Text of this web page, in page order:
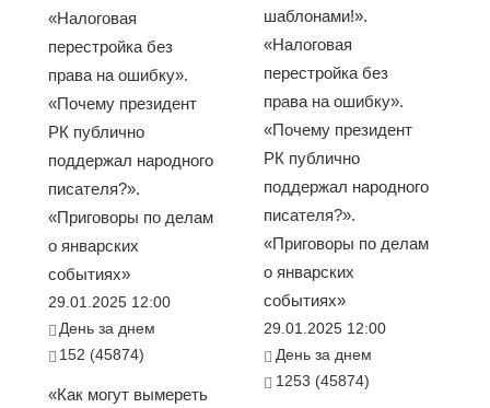
«Налоговая
перестройка без
права на ошибку».
«Почему президент
РК публично
поддержал народного
писателя?».
«Приговоры по делам
о январских
событиях»
29.01.2025 12:00
День за днем
152 (45874)
«Как могут вымереть
шаблонами!».
«Налоговая
перестройка без
права на ошибку».
«Почему президент
РК публично
поддержал народного
писателя?».
«Приговоры по делам
о январских
событиях»
29.01.2025 12:00
День за днем
1253 (45874)